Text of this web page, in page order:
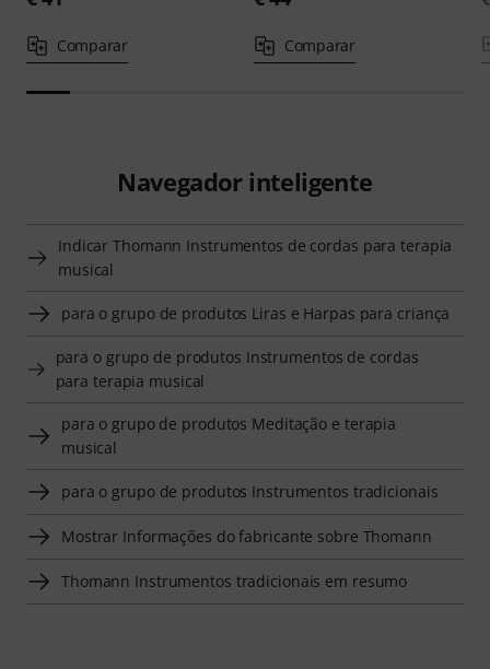
Comparar Comparar
Navegador inteligente
Indicar Thomann Instrumentos de cordas para terapia
musical
para o grupo de produtos Liras e Harpas para criança
para o grupo de produtos Instrumentos de cordas
para terapia musical
para o grupo de produtos Meditação e terapia
musical
para o grupo de produtos Instrumentos tradicionais
Mostrar Informações do fabricante sobre Thomann
Thomann Instrumentos tradicionais em resumo